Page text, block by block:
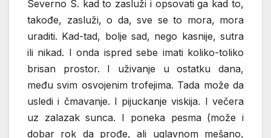
Severno S. kad to zasluži i opsovati ga kad to,
takođe, zasluži, o da, sve se to mora, mora
uraditi. Kad-tad, bolje sad, nego kasnije, sutra
ili nikad. I onda ispred sebe imati koliko-toliko
brisan prostor. I uživanje u ostatku dana,
među svim osvojenim trofejima. Tada može da
usledi i čmavanje. I pijuckanje viskija. I večera
uz zalazak sunca. I poneka pesma (može i
dobar rok da prođe, ali uglavnom mešano,